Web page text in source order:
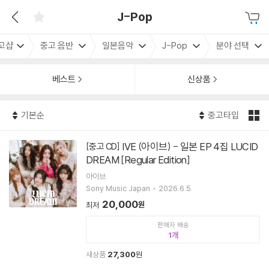
J-Pop
샵 중고 음반 일본음악 J-Pop 분야 선택
베스트 신상품
기본순 중고타입
[중고 CD]
DREAM [Regular Edition]
아이브
Sony Music Japan
2026.6.5.
최저 20,000원
판매자 배송
1
새상품 27,300원